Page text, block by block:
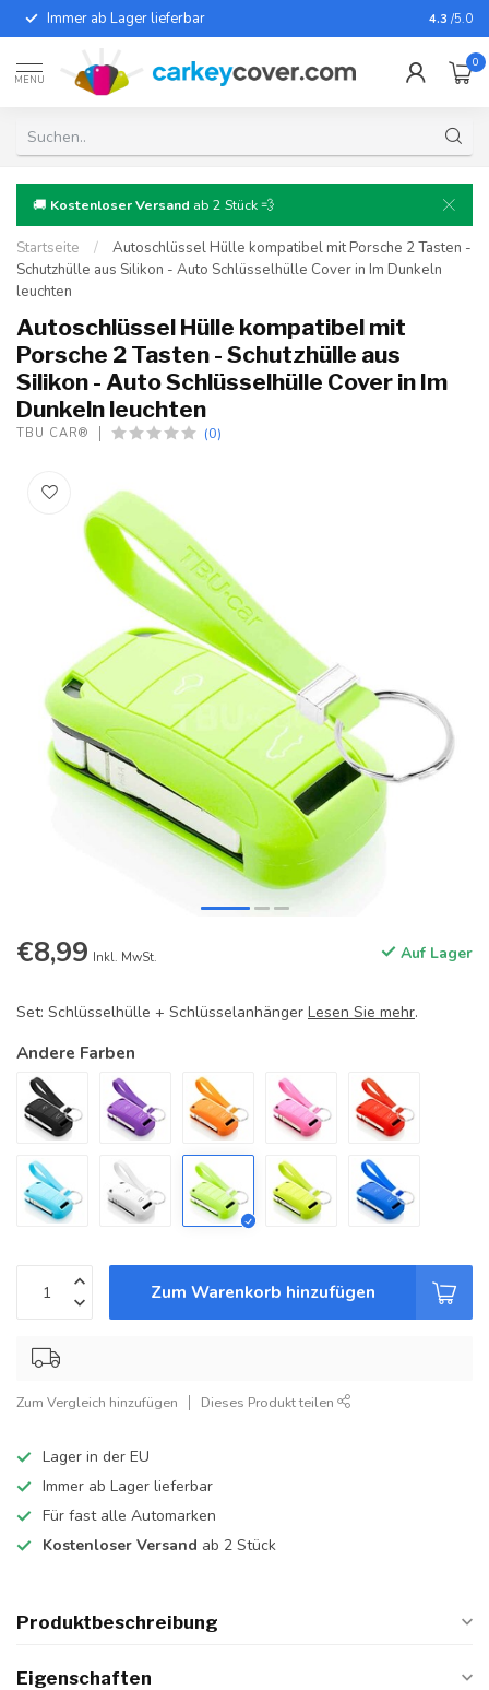
Immer ab Lager lieferbar Für fast
4.3 /5.0
MENU
0
🚚 Kostenloser Versand ab 2 Stück 💨
Startseite /
Autoschlüssel Hülle kompatibel mit Porsche 2 Tasten -
Schutzhülle aus Silikon - Auto Schlüsselhülle Cover in Im Dunkeln
leuchten
Autoschlüssel Hülle kompatibel mit
Porsche 2 Tasten - Schutzhülle aus
Silikon - Auto Schlüsselhülle Cover in Im
Dunkeln leuchten
TBU CAR® (0)
€8,99 Inkl. MwSt. Auf Lager
Set: Schlüsselhülle + Schlüsselanhänger Lesen Sie mehr.
Andere Farben
Zum Warenkorb hinzufügen
Zum Vergleich hinzufügen Dieses Produkt teilen
Lager in der EU
Immer ab Lager lieferbar
Für fast alle Automarken
Kostenloser Versand ab 2 Stück
Produktbeschreibung
Eigenschaften